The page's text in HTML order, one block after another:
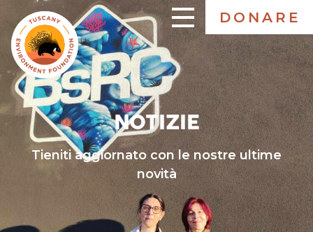
contenuto
principale
DONARE
NOTIZIE
Tieniti aggiornato con le nostre ultime
novità